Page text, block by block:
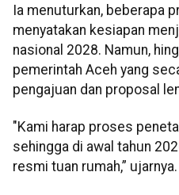
Ia menuturkan, beberapa
menyatakan kesiapan
nasional 2028. Namun,
pemerintah Aceh yang
pengajuan dan proposal
"Kami harap proses
sehingga di awal tahun
resmi tuan rumah,” ujarnya.